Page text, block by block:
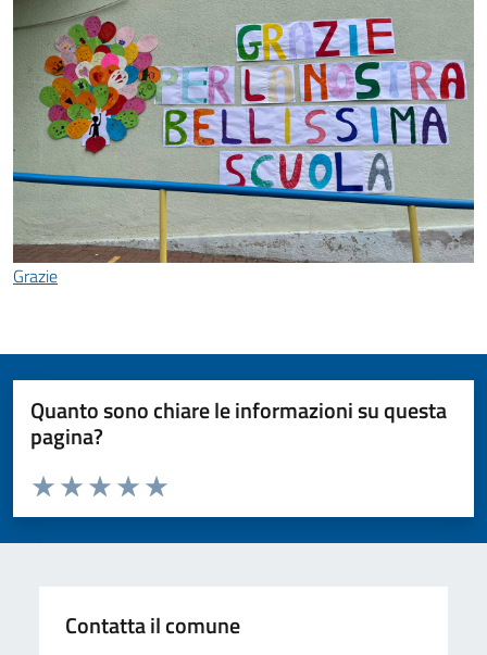
Grazie
Quanto sono chiare le informazioni su questa
pagina?
Valuta da 1 a 5 stelle la pagina
Valuta 5 stelle su 5
Valuta 4 stelle su 5
Valuta 3 stelle su 5
Valuta 2 stelle su 5
Valuta 1 stelle su 5
Contatta il comune